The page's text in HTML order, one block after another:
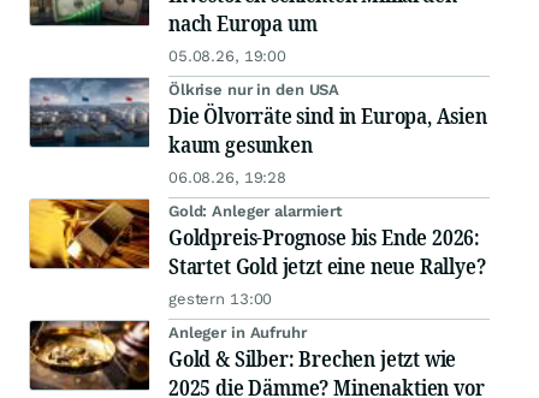
nach Europa um
05.08.26, 19:00
Ölkrise nur in den USA
Die Ölvorräte sind in Europa, Asien
kaum gesunken
06.08.26, 19:28
Gold: Anleger alarmiert
Goldpreis-Prognose bis Ende 2026:
Startet Gold jetzt eine neue Rallye?
gestern 13:00
Anleger in Aufruhr
Gold & Silber: Brechen jetzt wie
2025 die Dämme? Minenaktien vor